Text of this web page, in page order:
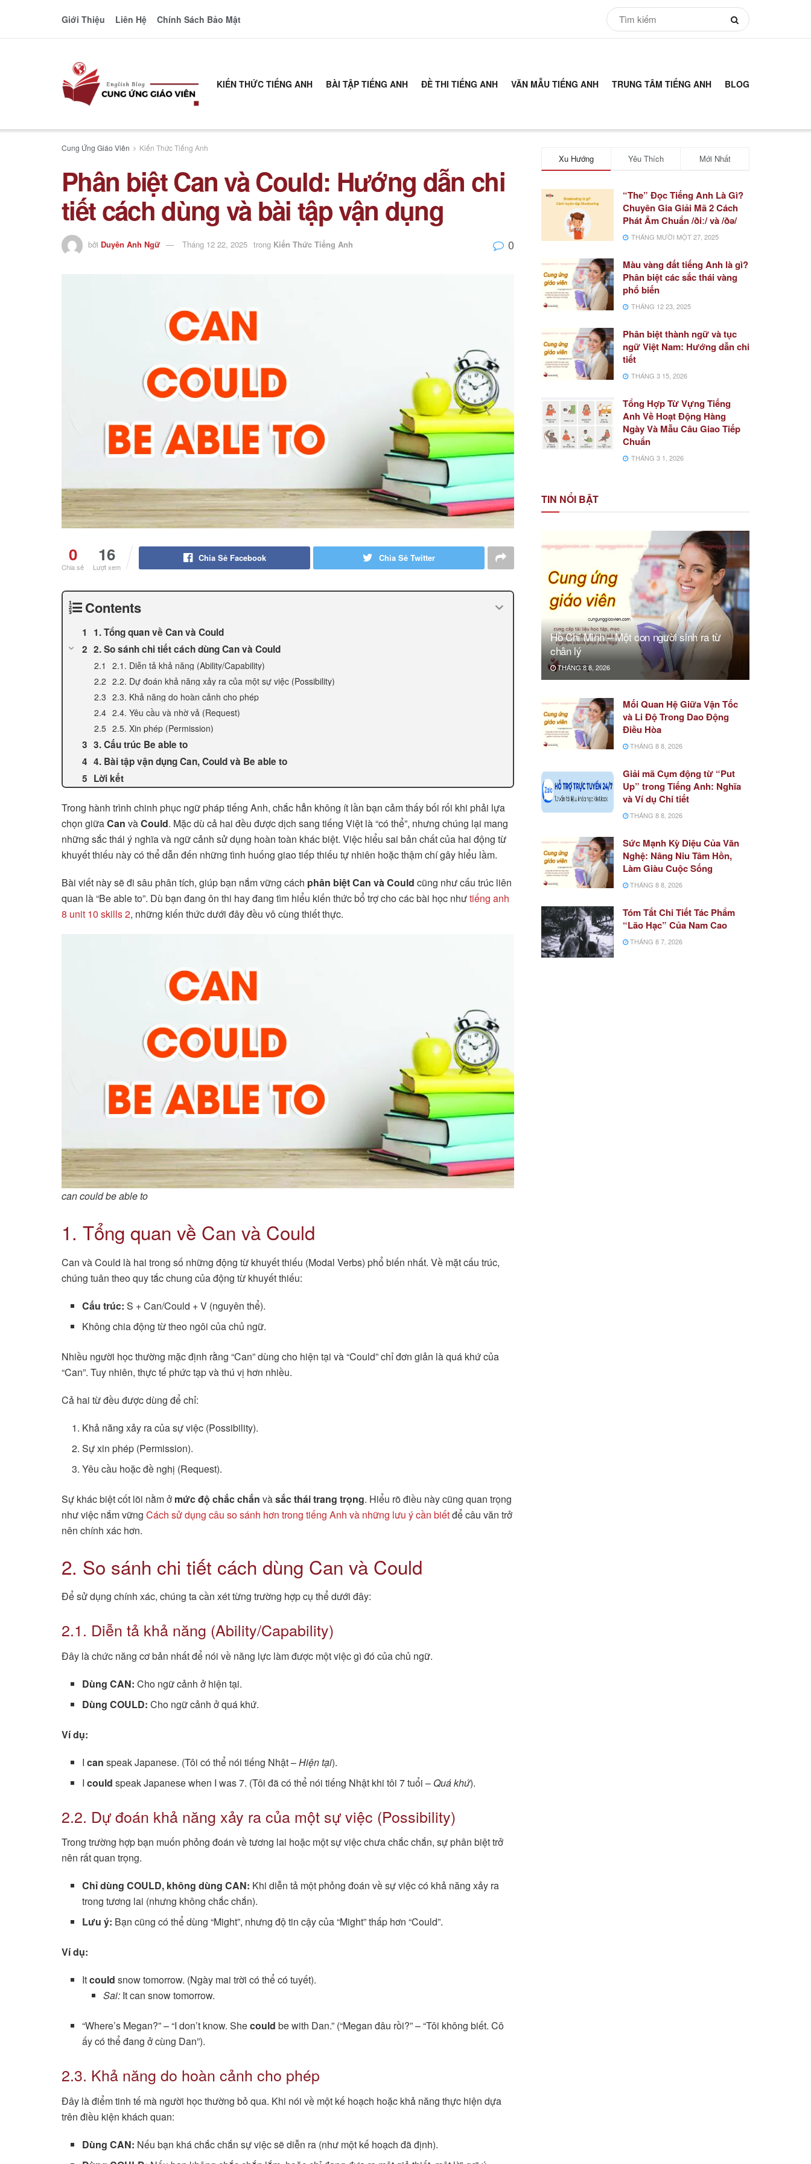
Giới Thiệu Liên Hệ Chính Sách Bảo Mật
KIẾN THỨC TIẾNG ANH BÀI TẬP TIẾNG ANH ĐỀ THI TIẾNG ANH VĂN MẪU TIẾNG ANH TRUNG TÂM TIẾNG ANH BLOG
Cung Ứng Giáo Viên Kiến Thức Tiếng Anh
Phân biệt Can và Could: Hướng dẫn chi
tiết cách dùng và bài tập vận dụng
bởi Duyên Anh Ngữ Tháng 12 22, 2025 trong Kiến Thức Tiếng Anh 0
0
Chia sẻ
16
Lượt xem
Chia Sẻ Facebook Chia Sẻ Twitter
Contents
1. Tổng quan về Can và Could
2. So sánh chi tiết cách dùng Can và Could
2.1. Diễn tả khả năng (Ability/Capability)
2.2. Dự đoán khả năng xảy ra của một sự việc (Possibility)
2.3. Khả năng do hoàn cảnh cho phép
2.4. Yêu cầu và nhờ vả (Request)
2.5. Xin phép (Permission)
3. Cấu trúc Be able to
4. Bài tập vận dụng Can, Could và Be able to
Lời kết
Trong hành trình chinh phục ngữ pháp tiếng Anh, chắc hẳn không ít lần bạn cảm thấy bối rối khi phải lựa
chọn giữaCan vàCould. Mặc dù cả hai đều được dịch sang tiếng Việt là “có thể”, nhưng chúng lại mang
những sắc thái ý nghĩa và ngữ cảnh sử dụng hoàn toàn khác biệt. Việc hiểu sai bản chất của hai động từ
khuyết thiếu này có thể dẫn đến những tình huống giao tiếp thiếu tự nhiên hoặc thậm chí gây hiểu lầm.
Bài viết này sẽ đi sâu phân tích, giúp bạn nắm vững cách phân biệt Can và Could cũng như cấu trúc liên
quan là “Be able to”. Dù bạn đang ôn thi hay đang tìm hiểu kiến thức bổ trợ cho các bài học nhưtiếng anh
8 unit 10 skills 2, những kiến thức dưới đây đều vô cùng thiết thực.
can could be able to
1. Tổng quan về Can và Could
Can và Could là hai trong số những động từ khuyết thiếu (Modal Verbs) phổ biến nhất. Về mặt cấu trúc,
chúng tuân theo quy tắc chung của động từ khuyết thiếu:
Cấu trúc: S + Can/Could + V (nguyên thể).
Không chia động từ theo ngôi của chủ ngữ.
Nhiều người học thường mặc định rằng “Can” dùng cho hiện tại và “Could” chỉ đơn giản là quá khứ của
“Can”. Tuy nhiên, thực tế phức tạp và thú vị hơn nhiều.
Cả hai từ đều được dùng để chỉ:
Khả năng xảy ra của sự việc (Possibility).
Sự xin phép (Permission).
Yêu cầu hoặc đề nghị (Request).
Sự khác biệt cốt lõi nằm ở mức độ chắc chắn vàsắc thái trang trọng. Hiểu rõ điều này cũng quan trọng
như việc nắm vững Cách sử dụng câu so sánh hơn trong tiếng Anh và những lưu ý cần biếtđể câu văn trở
nên chính xác hơn.
2. So sánh chi tiết cách dùng Can và Could
Để sử dụng chính xác, chúng ta cần xét từng trường hợp cụ thể dưới đây:
2.1. Diễn tả khả năng (Ability/Capability)
Đây là chức năng cơ bản nhất để nói về năng lực làm được một việc gì đó của chủ ngữ.
Dùng CAN: Cho ngữ cảnh ở hiện tại.
Dùng COULD: Cho ngữ cảnh ở quá khứ.
Ví dụ:
Ican speak Japanese. (Tôi có thể nói tiếng Nhật –Hiện tại).
Icould speak Japanese when I was 7. (Tôi đã có thể nói tiếng Nhật khi tôi 7 tuổi – Quá khứ).
2.2. Dự đoán khả năng xảy ra của một sự việc (Possibility)
Trong trường hợp bạn muốn phỏng đoán về tương lai hoặc một sự việc chưa chắc chắn, sự phân biệt trở
nên rất quan trọng.
Chỉ dùng COULD, không dùng CAN: Khi diễn tả một phỏng đoán về sự việc có khả năng xảy ra
trong tương lai (nhưng không chắc chắn).
Lưu ý: Bạn cũng có thể dùng “Might”, nhưng độ tin cậy của “Might” thấp hơn “Could”.
Ví dụ:
Itcould snow tomorrow. (Ngày mai trời có thể có tuyết).
Sai:It can snow tomorrow.
“Where’s Megan?” – “I don’t know. Shecould be with Dan.” (“Megan đâu rồi?” – “Tôi không biết. Cô
ấy có thể đang ở cùng Dan”).
2.3. Khả năng do hoàn cảnh cho phép
Đây là điểm tinh tế mà người học thường bỏ qua. Khi nói về một kế hoạch hoặc khả năng thực hiện dựa
trên điều kiện khách quan:
Dùng CAN: Nếu bạn khá chắc chắn sự việc sẽ diễn ra (như một kế hoạch đã định).
Xu Hướng Yêu Thích Mới Nhất
“The” Đọc Tiếng Anh Là Gì?
Chuyên Gia Giải Mã 2 Cách
Phát Âm Chuẩn /ðiː/ và /ðə/
THÁNG MƯỜI MỘT 27, 2025
Màu vàng đất tiếng Anh là gì?
Phân biệt các sắc thái vàng
phổ biến
THÁNG 12 23, 2025
Phân biệt thành ngữ và tục
ngữ Việt Nam: Hướng dẫn chi
tiết
THÁNG 3 15, 2026
Tổng Hợp Từ Vựng Tiếng
Anh Về Hoạt Động Hàng
Ngày Và Mẫu Câu Giao Tiếp
Chuẩn
THÁNG 3 1, 2026
TIN NỔI BẬT
Hồ Chí Minh – Một con người sinh ra từ
chân lý
THÁNG 8 8, 2026
Mối Quan Hệ Giữa Vận Tốc
và Li Độ Trong Dao Động
Điều Hòa
THÁNG 8 8, 2026
Giải mã Cụm động từ “Put
Up” trong Tiếng Anh: Nghĩa
và Ví dụ Chi tiết
THÁNG 8 8, 2026
Sức Mạnh Kỳ Diệu Của Văn
Nghệ: Nâng Niu Tâm Hồn,
Làm Giàu Cuộc Sống
THÁNG 8 8, 2026
Tóm Tắt Chi Tiết Tác Phẩm
“Lão Hạc” Của Nam Cao
THÁNG 8 7, 2026